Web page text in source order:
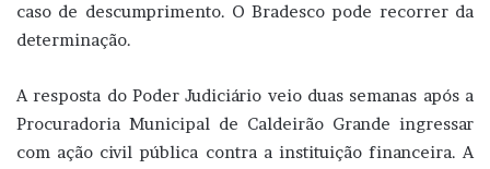
caso de descumprimento. O Bradesco pode recorrer da
determinação.
A resposta do Poder Judiciário veio duas semanas após a
Procuradoria Municipal de Caldeirão Grande ingressar
com ação civil pública contra a instituição financeira. A